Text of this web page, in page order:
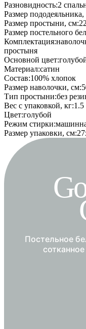
Разновидность:2
Размер
Размер простыни, см:
Размер постельного
Комплектация:
простыня
Основной цвет:
Материал:сатин
Состав:100% хлопок
Размер наволочки, см:
Тип простыни:без
Вес с упаковкой, кг:1.5
Цвет:голубой
Режим стирки:
Размер упаковки, см:
Постельное